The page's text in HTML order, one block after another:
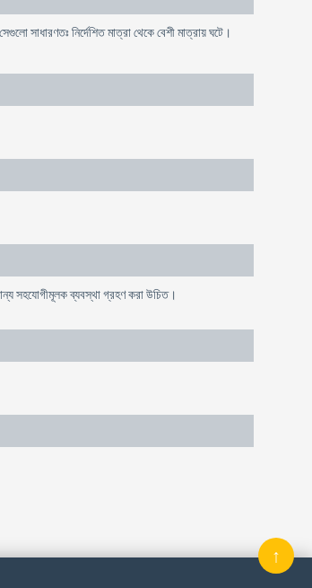
সাধারণতঃ নির্দেশিত মাত্রা থেকে বেশী মাত্রায় ঘটে।
সহযোগীমূলক ব্যবস্থা গ্রহণ করা উচিত।
↑